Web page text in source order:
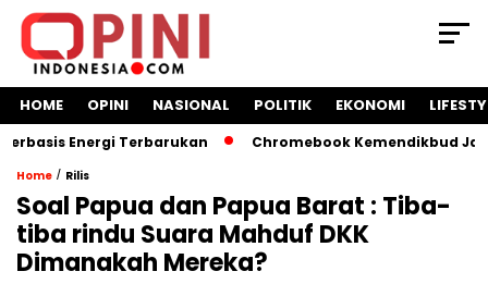
HOME OPINI NASIONAL POLITIK EKONOMI
Energi Terbarukan Chromebook Kemendikbud Jadi
Home / Rilis
Soal Papua dan Papua Barat : Tiba-
tiba rindu Suara Mahduf DKK
Dimanakah Mereka?